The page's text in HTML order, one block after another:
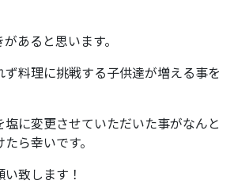
あると思います。
料理に挑戦する子供達が増える事を
に変更させていただいた事がなんと
ら幸いです。
致します！